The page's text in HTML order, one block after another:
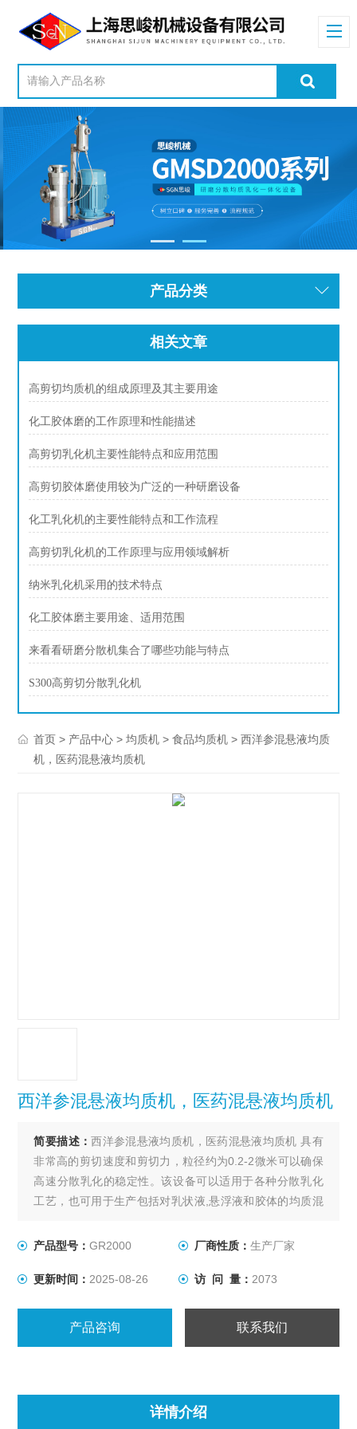
产品分类
相关文章
高剪切均质机的组成原理及其主要用途
化工胶体磨的工作原理和性能描述
高剪切乳化机主要性能特点和应用范围
高剪切胶体磨使用较为广泛的一种研磨设备
化工乳化机的主要性能特点和工作流程
高剪切乳化机的工作原理与应用领域解析
纳米乳化机采用的技术特点
化工胶体磨主要用途、适用范围
来看看研磨分散机集合了哪些功能与特点
S300高剪切分散乳化机
首页 > 产品中心 >均质机 >食品均质机 > 西洋参混悬液均质
机，医药混悬液均质机
西洋参混悬液均质机，医药混悬液均质机
简要描述：西洋参混悬液均质机，医药混悬液均质机 具有
非常高的剪切速度和剪切力，粒径约为0.2-2微米可以确保
高速分散乳化的稳定性。该设备可以适用于各种分散乳化
工艺，也可用于生产包括对乳状液,悬浮液和胶体的均质混
质转移速度增加，从而使单一分子和宏观分子媒介的分解
剪切速度和剪切力，粒径约为0.2-2微米可
产品型号：GR2000 厂商性质： 生产厂家
更新时间： 2025-08-26 访 问 量： 2073
产品咨询 联系我们
详情介绍